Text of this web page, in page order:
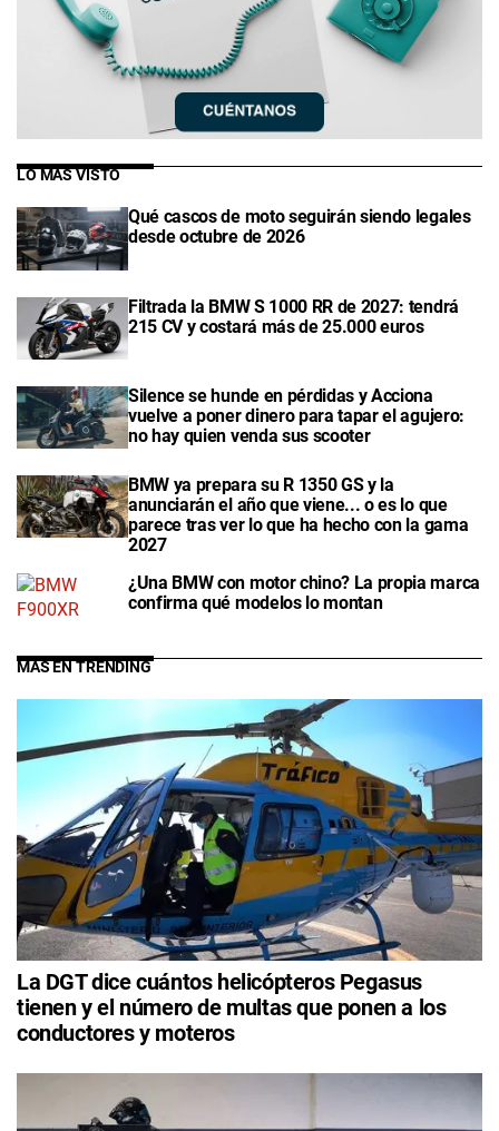
LO MÁS VISTO
Qué cascos de moto seguirán siendo legales
desde octubre de 2026
Filtrada la BMW S 1000 RR de 2027: tendrá
215 CV y costará más de 25.000 euros
Silence se hunde en pérdidas y Acciona
vuelve a poner dinero para tapar el agujero:
no hay quien venda sus scooter
BMW ya prepara su R 1350 GS y la
anunciarán el año que viene... o es lo que
parece tras ver lo que ha hecho con la gama
2027
¿Una BMW con motor chino? La propia marca
confirma qué modelos lo montan
MÁS EN TRENDING
La DGT dice cuántos helicópteros Pegasus
tienen y el número de multas que ponen a los
conductores y moteros